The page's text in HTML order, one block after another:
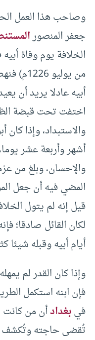
وصاحب هذا العمل
جعفر المنصور
من
أبيه عادلا يريد أن
اختفت تحت قبضة
والاستبداد، وإذا
أشهر وأربعة عشر
والإحسان، وبلغ من
المضي فيه أن جعل
قيل إنه لم يتول
لكان القائل صادقا؛
أيام أبيه وقبله شيئا
وإذا كان القدر لم
فإن ابنه استكمل
فيبغدادأن من كانت
تُقضى حاجته وتُكشف